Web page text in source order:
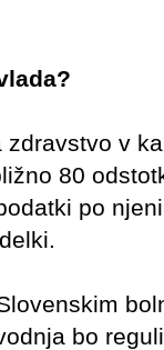
v
80
po
bo